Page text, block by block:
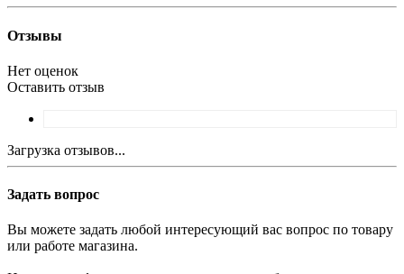
Отзывы
Нет оценок
Оставить отзыв
Загрузка отзывов...
Задать вопрос
Вы можете задать любой интересующий вас вопрос по товару
или работе магазина.